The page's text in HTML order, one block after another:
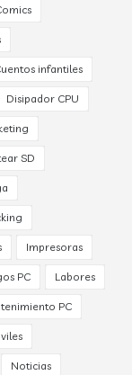
infantiles
Disipador CPU
SD
Impresoras
PC Labores
PC
Noticias